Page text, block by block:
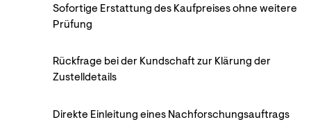
Sofortige Erstattung des Kaufpreises ohne weitere
Prüfung
Rückfrage bei der Kundschaft zur Klärung der
Zustelldetails
Direkte Einleitung eines Nachforschungsauftrags